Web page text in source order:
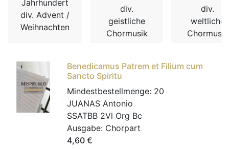
Jahrhundert
div. Advent /
Weihnachten
div.
geistliche
Chormusik
div.
weltliche
Chormusik
Benedicamus Patrem et Filium cum
Sancto Spiritu
Mindestbestellmenge: 20
JUANAS Antonio
SSATBB 2Vl Org Bc
Ausgabe: Chorpart
4,60 €